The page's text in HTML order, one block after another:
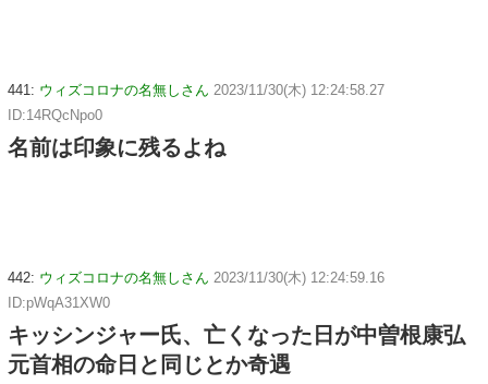
441: ウィズコロナの名無しさん 2023/11/30(木) 12:24:58.27
ID:14RQcNpo0
名前は印象に残るよね
442: ウィズコロナの名無しさん 2023/11/30(木) 12:24:59.16
ID:pWqA31XW0
キッシンジャー氏、亡くなった日が中曽根康弘
元首相の命日と同じとか奇遇